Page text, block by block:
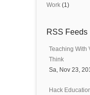
Work (1)
RSS Feeds
Teaching With
Think
Sa, Nov 23,
Hack